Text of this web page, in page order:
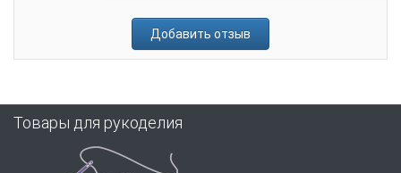
Добавить отзыв
Товары для рукоделия